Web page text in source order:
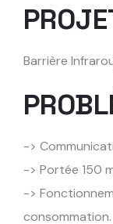
Barrière
->
-> Portée 150
->
consommation.